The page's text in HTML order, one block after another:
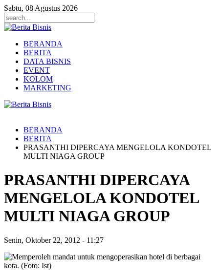
Sabtu, 08 Agustus 2026
BERANDA
BERITA
DATA BISNIS
EVENT
KOLOM
MARKETING
BERANDA
BERITA
PRASANTHI DIPERCAYA MENGELOLA KONDOTEL
MULTI NIAGA GROUP
PRASANTHI DIPERCAYA
MENGELOLA KONDOTEL
MULTI NIAGA GROUP
Senin, Oktober 22, 2012 - 11:27